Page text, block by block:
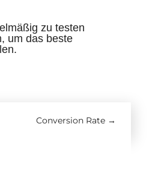
zu testen
um das beste
Conversion Rate →